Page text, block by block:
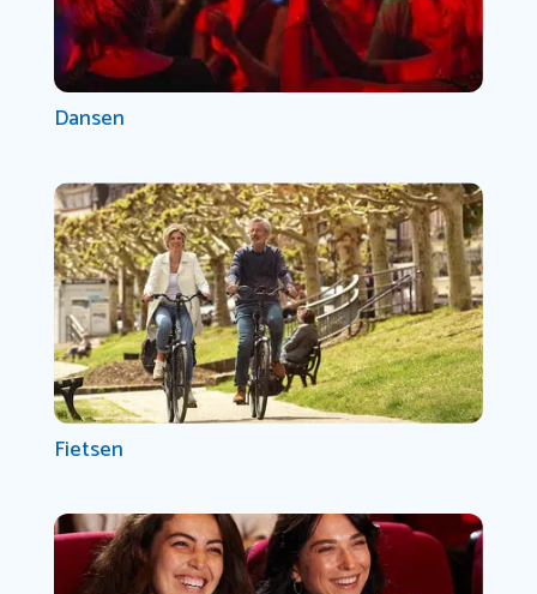
Dansen
Fietsen